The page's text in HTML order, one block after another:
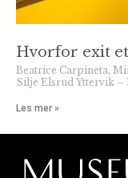
Hvorfor exit
Beatrice Carpineta,
Silje Elsrud Yttervik
Les mer »